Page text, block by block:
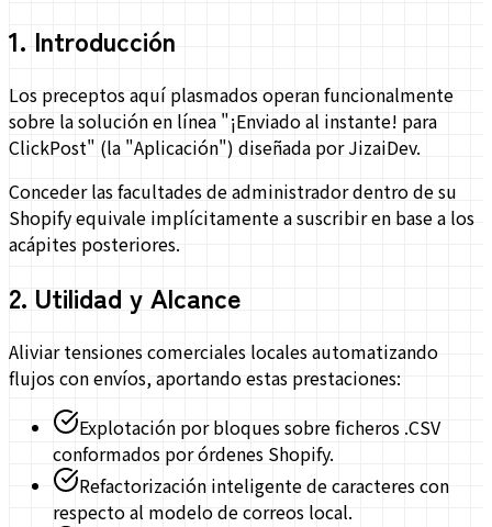
1. Introducción
Los preceptos aquí plasmados operan funcionalmente
sobre la solución en línea "¡Enviado al instante! para
ClickPost" (la "Aplicación") diseñada por JizaiDev.
Conceder las facultades de administrador dentro de su
Shopify equivale implícitamente a suscribir en base a los
acápites posteriores.
2. Utilidad y Alcance
Aliviar tensiones comerciales locales automatizando
flujos con envíos, aportando estas prestaciones:
Explotación por bloques sobre ficheros .CSV
conformados por órdenes Shopify.
Refactorización inteligente de caracteres con
respecto al modelo de correos local.